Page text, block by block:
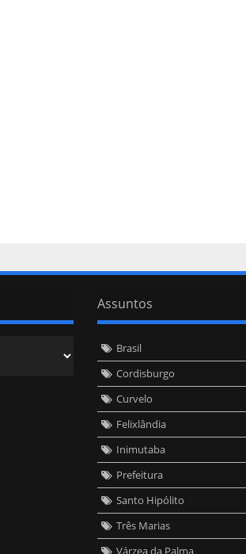
Assuntos
Brasil
Cordisburgo
Curvelo
Felixlândia
Inimutaba
Prefeitura
Santo Hipólito
Três Marias
Várzea da Palma